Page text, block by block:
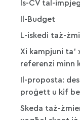
Is-CV tal-
Il-Budget
L-iskedi taż-
Xi kampjuni
referenzi minn
Il-proposta:
proġett u kif
Skeda taż-